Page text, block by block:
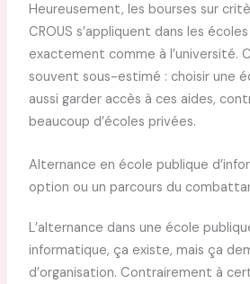
Heureusement, les bourses sur
CROUS s’appliquent dans les
exactement comme à l’université.
souvent sous-estimé : choisir une
aussi garder accès à ces aides,
beaucoup d’écoles privées.
Alternance en école publique
option ou un parcours du
L’alternance dans une école
informatique, ça existe, mais ça
d’organisation. Contrairement à